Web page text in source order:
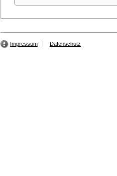
Impressum Datenschutz